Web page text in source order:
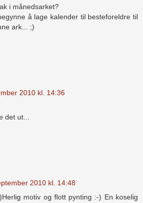
i månedsarket?
å lage kalender til besteforeldre til
ark... ;)
2010 kl. 14:36
det ut...
2010 kl. 14:48
motiv og flott pynting :-) En koselig